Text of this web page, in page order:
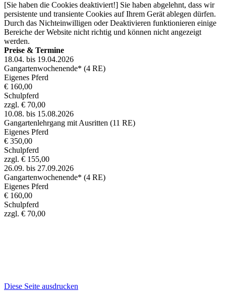
[Sie haben die Cookies deaktiviert!] Sie haben abgelehnt, dass wir
persistente und transiente Cookies auf Ihrem Gerät ablegen dürfen.
Durch das Nichteinwilligen oder Deaktivieren funktionieren einige
Bereiche der Website nicht richtig und können nicht angezeigt
werden.
Preise & Termine
18.04. bis 19.04.2026
Gangartenwochenende* (4 RE)
Eigenes Pferd
€ 160,00
Schulpferd
zzgl. € 70,00
10.08. bis 15.08.2026
Gangartenlehrgang mit Ausritten (11 RE)
Eigenes Pferd
€ 350,00
Schulpferd
zzgl. € 155,00
26.09. bis 27.09.2026
Gangartenwochenende* (4 RE)
Eigenes Pferd
€ 160,00
Schulpferd
zzgl. € 70,00
Diese Seite ausdrucken